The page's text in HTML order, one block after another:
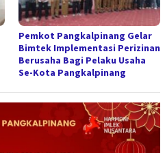
Pemkot Pangkalpinang Gelar
Bimtek Implementasi Perizinan
Berusaha Bagi Pelaku Usaha
Se-Kota Pangkalpinang